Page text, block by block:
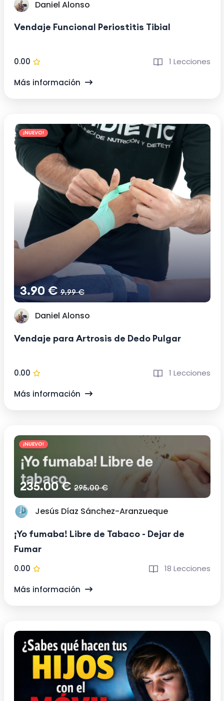
Daniel Alonso
Vendaje Funcional Periostitis Tibial
0.00
1 Lecciones
Más información
¡NUEVO!
3.90 €9.99 €
Daniel Alonso
Vendaje para Artrosis de Dedo Pulgar
0.00
1 Lecciones
Más información
¡NUEVO!
235.00 €295.00 €
Jesús Díaz Sánchez-Aranzueque
¡Yo fumaba! Libre de Tabaco - Dejar de
Fumar
0.00
18 Lecciones
Más información